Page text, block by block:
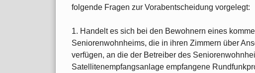
folgende Fragen zur Vorabentscheidung vorgelegt:
1. Handelt es sich bei den Bewohnern eines
Seniorenwohnheims, die in ihren Zimmern über
verfügen, an die der Betreiber des
Satellitenempfangsanlage empfangene